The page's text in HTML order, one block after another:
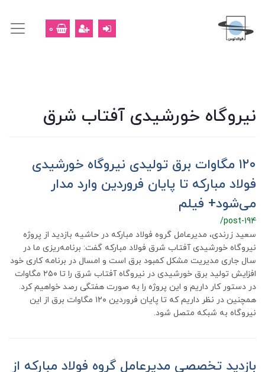
0
نیروگاه خورشیدی آفتاب شرق
۱۲۰ مگاوات برق تولیدی نیروگاه خورشیدی
فولاد مبارکه تا پایان فروردین وارد مدار
می‌شود+ فیلم
/post-194
سعید زرندی، مدیرعامل گروه فولاد مبارکه در حاشیه بازدید از پروژه
نیروگاه خورشیدی آفتاب شرق فولاد مبارکه گفت: برنامه‌ریزی ما در
سال جاری مدیریت مشکل کمبود برق است و امسال در برنامه کاری خود
افزایش تولید برق خورشیدی در نیروگاه آفتاب شرق را تا ۲۵۰ مگاوات
در دستور کار داریم و این پروژه را به صورت هفتگی رصد خواهیم کرد.
همچنین در نظر داریم که تا پایان فروردین ۱۲۰ مگاوات برق از این
نیروگاه به شبکه متصل شود.
بازدید تخصصی مدیرعامل گروه فولاد مبارکه از